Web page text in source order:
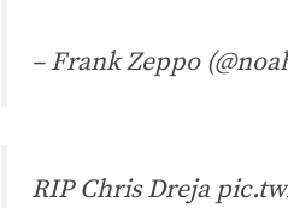
– Frank Zeppo
RIP Chris Dreja